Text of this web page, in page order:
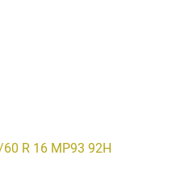
60 R 16 MP93 92H